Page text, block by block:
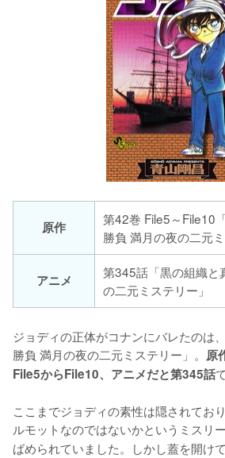
原作
第42巻 File5～File10
勝負 満月の夜の二元ミ
アニメ
第345話「黒の組織と
の二元ミステリー」
ジョディの正体がコナンにバレたのは
勝負 満月の夜の二元ミステリー」。 原
File5からFile10、アニメだと第345話
ここまでジョディの素性は隠されてお
ルモットなのではないかというミスリ
ばめられていました。しかし蓋を開けて